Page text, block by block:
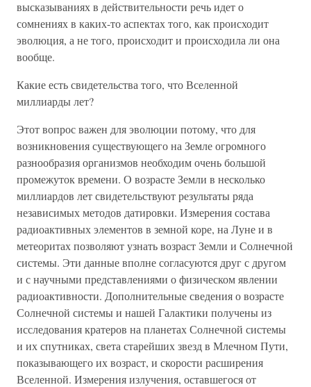
высказываниях в действительности речь идет о
сомнениях в каких-то аспектах того, как происходит
эволюция, а не того, происходит и происходила ли она
вообще.
Какие есть свидетельства того, что Вселенной
миллиарды лет?
Этот вопрос важен для эволюции потому, что для
возникновения существующего на Земле огромного
разнообразия организмов необходим очень большой
промежуток времени. О возрасте Земли в несколько
миллиардов лет свидетельствуют результаты ряда
независимых методов датировки. Измерения состава
радиоактивных элементов в земной коре, на Луне и в
метеоритах позволяют узнать возраст Земли и Солнечной
системы. Эти данные вполне согласуются друг с другом
и с научными представлениями о физическом явлении
радиоактивности. Дополнительные сведения о возрасте
Солнечной системы и нашей Галактики получены из
исследования кратеров на планетах Солнечной системы
и их спутниках, света старейших звезд в Млечном Пути,
показывающего их возраст, и скорости расширения
Вселенной. Измерения излучения, оставшегося от